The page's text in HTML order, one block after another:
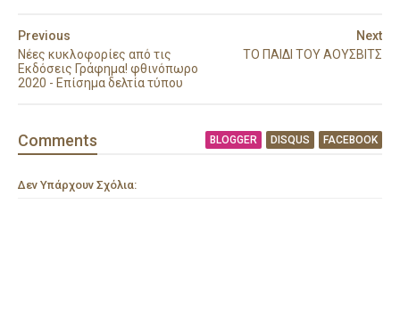
Next
ΤΟ ΠΑΙΔΙ ΤΟΥ ΑΟΥΣΒΙΤΣ
Previous
Νέες κυκλοφορίες από τις
Εκδόσεις Γράφημα! φθινόπωρο
2020 - Επίσημα δελτία τύπου
Comments BLOGGER DISQUS FACEBOOK
Δεν Υπάρχουν Σχόλια: